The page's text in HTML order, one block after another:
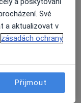
Své
a aktualizovat v
zásadách ochrany
Přijmout